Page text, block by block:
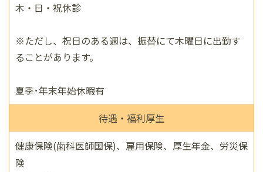
木・日・祝休診
※ただし、祝日のある週は、振替にて木曜日に出勤す
ることがあります。
夏季･年末年始休暇有
待遇・福利厚生
健康保険(歯科医師国保)、雇用保険、厚生年金、労災保
険